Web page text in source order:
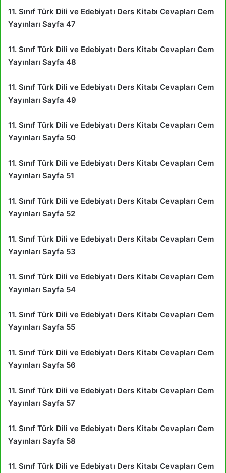
11. Sınıf Türk Dili ve Edebiyatı Ders Kitabı Cevapları Cem
Yayınları Sayfa 47
11. Sınıf Türk Dili ve Edebiyatı Ders Kitabı Cevapları Cem
Yayınları Sayfa 48
11. Sınıf Türk Dili ve Edebiyatı Ders Kitabı Cevapları Cem
Yayınları Sayfa 49
11. Sınıf Türk Dili ve Edebiyatı Ders Kitabı Cevapları Cem
Yayınları Sayfa 50
11. Sınıf Türk Dili ve Edebiyatı Ders Kitabı Cevapları Cem
Yayınları Sayfa 51
11. Sınıf Türk Dili ve Edebiyatı Ders Kitabı Cevapları Cem
Yayınları Sayfa 52
11. Sınıf Türk Dili ve Edebiyatı Ders Kitabı Cevapları Cem
Yayınları Sayfa 53
11. Sınıf Türk Dili ve Edebiyatı Ders Kitabı Cevapları Cem
Yayınları Sayfa 54
11. Sınıf Türk Dili ve Edebiyatı Ders Kitabı Cevapları Cem
Yayınları Sayfa 55
11. Sınıf Türk Dili ve Edebiyatı Ders Kitabı Cevapları Cem
Yayınları Sayfa 56
11. Sınıf Türk Dili ve Edebiyatı Ders Kitabı Cevapları Cem
Yayınları Sayfa 57
11. Sınıf Türk Dili ve Edebiyatı Ders Kitabı Cevapları Cem
Yayınları Sayfa 58
11. Sınıf Türk Dili ve Edebiyatı Ders Kitabı Cevapları Cem